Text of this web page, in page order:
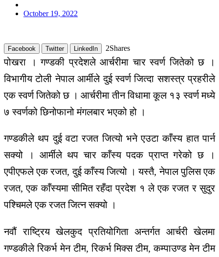
October 19, 2022
Facebook Twitter LinkedIn 2Shares
पोखरा । गण्डकी प्रदेशले आर्चरीमा चार स्वर्ण जितेको छ ।
विभागीय टोली नेपाल आर्मीले दुई स्वर्ण जित्दा सशस्त्र प्रहरीले
एक स्वर्ण जितेको छ । आर्चरीमा तीन विधामा कूल १३ स्वर्ण मध्ये
७ स्वर्णको छिनोफानो मंगलबार भएको हो ।
गण्डकीले थप दुई वटा रजत जित्यो भने एउटा काँस्य हात पार्न
सक्यो । आर्मीले थप चार काँस्य पदक प्राप्त गरेको छ ।
एपीएफले एक रजत, दुई काँस्य जित्यो । यस्तै, नेपाल पुलिस एक
रजत, एक काँस्यमा सीमित रहँदा प्रदेश १ ले एक रजत र सुदुर
पश्चिमले एक रजत जित्न सक्यो ।
नवौं राष्ट्रिय खेलकुद प्रतियोगिता अन्तर्गत आर्चरी खेलमा
गण्डकीले रिकर्भ मेन टीम, रिकर्भ मिक्स टीम, कम्पाउण्ड मेन टीम